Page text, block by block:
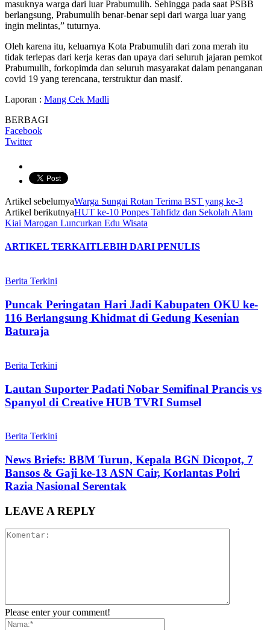
masuknya warga dari luar Prabumulih. Sehingga pada saat PSBB
berlangsung, Prabumulih benar-benar sepi dari warga luar yang
ingin melintas,” tuturnya.
Oleh karena itu, keluarnya Kota Prabumulih dari zona merah itu
tidak terlepas dari kerja keras dan upaya dari seluruh jajaran pemkot
Prabumulih, forkopimda dan seluruh masyarakat dalam penanganan
covid 19 yang terencana, terstruktur dan masif.
Laporan : Mang Cek Madli
BERBAGI
Facebook
Twitter
Artikel sebelumyaWarga Sungai Rotan Terima BST yang ke-3
Artikel berikutnyaHUT ke-10 Ponpes Tahfidz dan Sekolah Alam
Kiai Marogan Luncurkan Edu Wisata
ARTIKEL TERKAITLEBIH DARI PENULIS
Berita Terkini
Puncak Peringatan Hari Jadi Kabupaten OKU ke-
116 Berlangsung Khidmat di Gedung Kesenian
Baturaja
Berita Terkini
Lautan Suporter Padati Nobar Semifinal Prancis vs
Spanyol di Creative HUB TVRI Sumsel
Berita Terkini
News Briefs: BBM Turun, Kepala BGN Dicopot, 7
Bansos & Gaji ke-13 ASN Cair, Korlantas Polri
Razia Nasional Serentak
LEAVE A REPLY
Please enter your comment!